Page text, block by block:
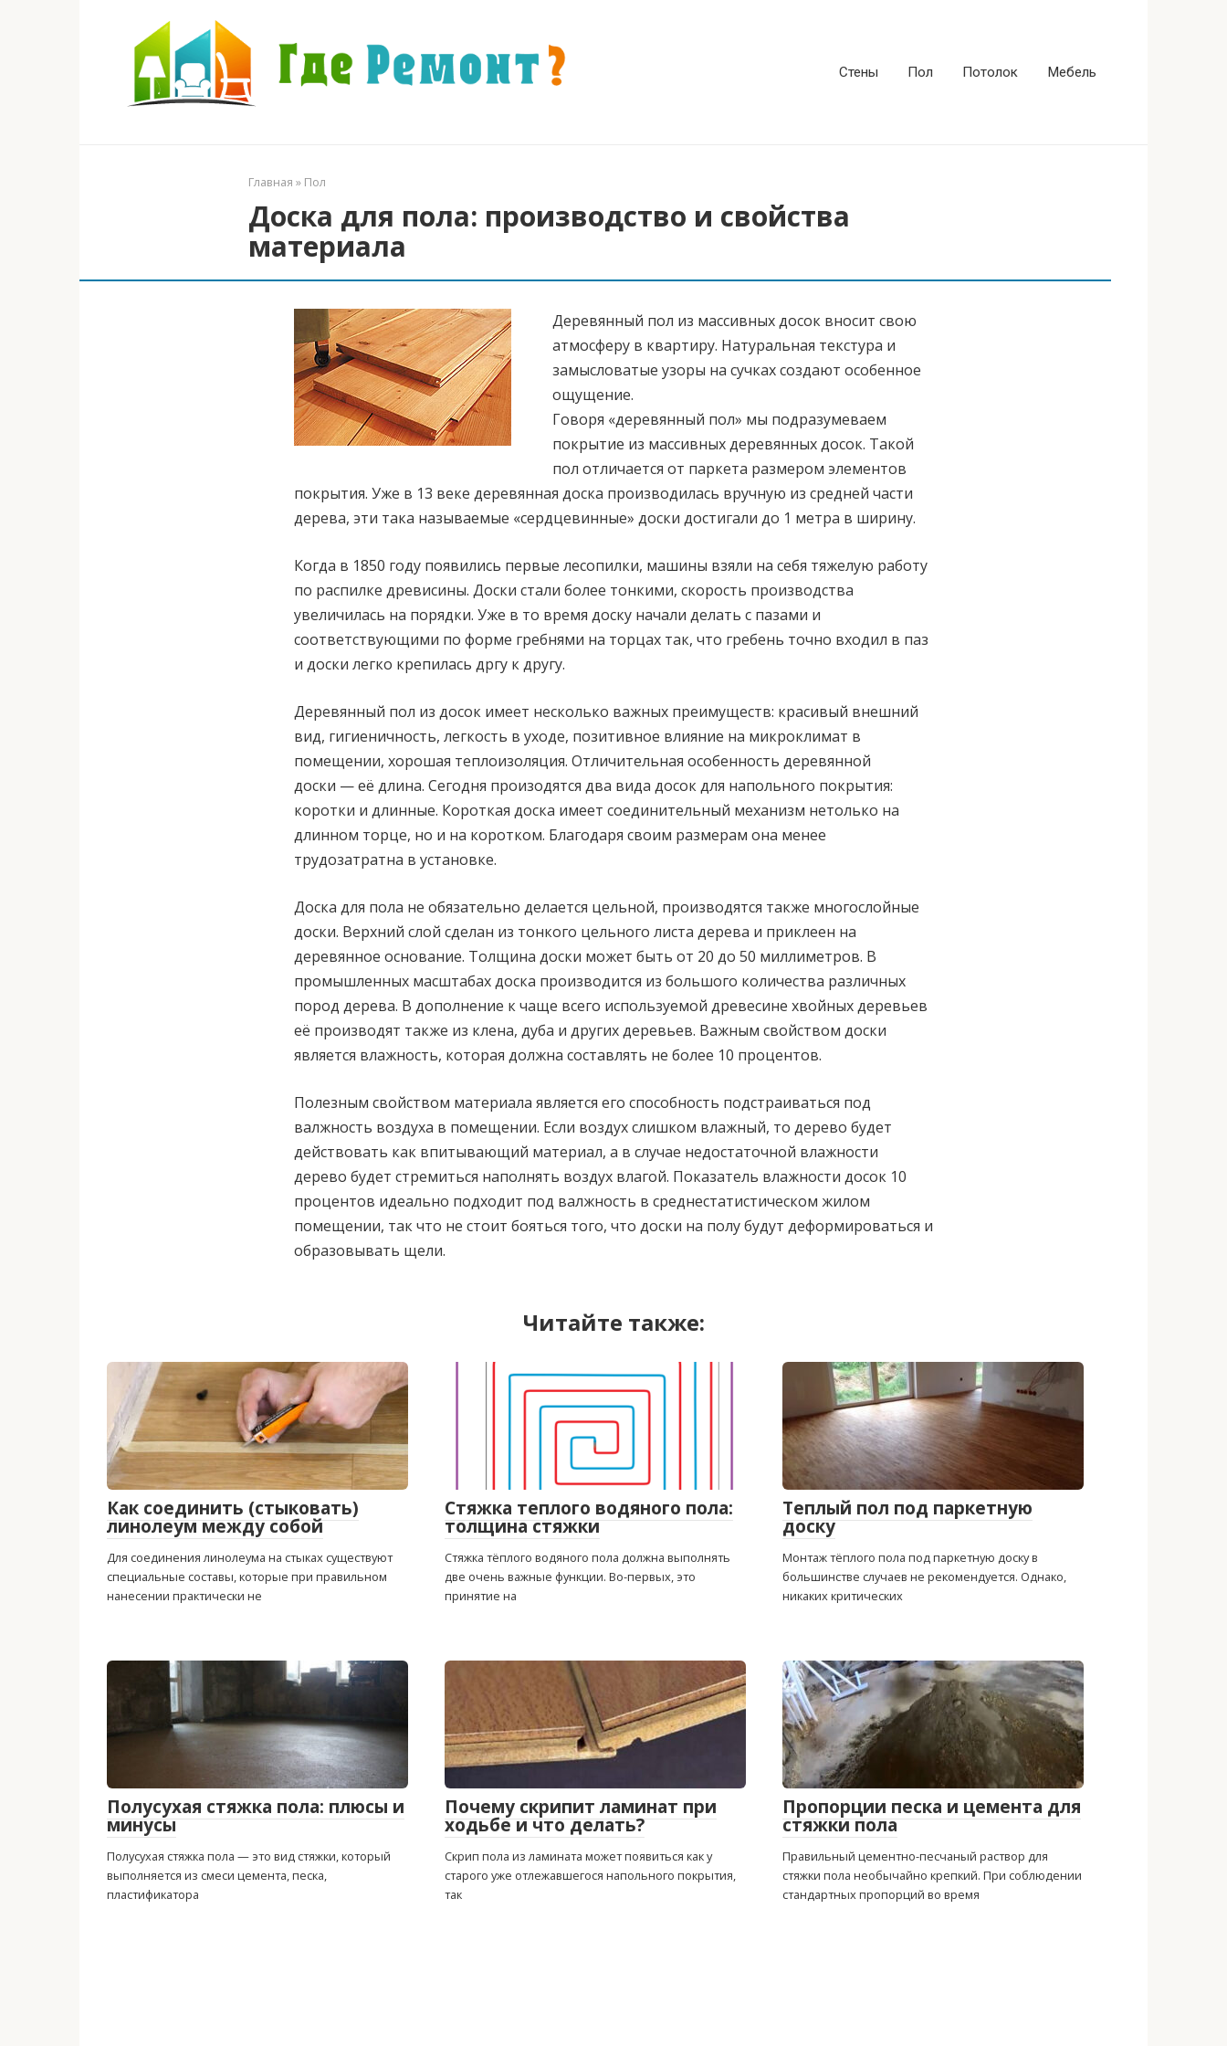
Стены Пол Потолок Мебель
Главная » Пол
Доска для пола: производство и свойства
материала
Деревянный пол из массивных досок вносит свою
атмосферу в квартиру. Натуральная текстура и
замысловатые узоры на сучках создают особенное
ощущение.
Говоря «деревянный пол» мы подразумеваем
покрытие из массивных деревянных досок. Такой
пол отличается от паркета размером элементов
покрытия. Уже в 13 веке деревянная доска производилась вручную из средней части
дерева, эти така называемые «сердцевинные» доски достигали до 1 метра в ширину.
Когда в 1850 году появились первые лесопилки, машины взяли на себя тяжелую работу
по распилке древисины. Доски стали более тонкими, скорость производства
увеличилась на порядки. Уже в то время доску начали делать с пазами и
соответствующими по форме гребнями на торцах так, что гребень точно входил в паз
и доски легко крепилась дргу к другу.
Деревянный пол из досок имеет несколько важных преимуществ: красивый внешний
вид, гигиеничность, легкость в уходе, позитивное влияние на микроклимат в
помещении, хорошая теплоизоляция. Отличительная особенность деревянной
доски — её длина. Сегодня произодятся два вида досок для напольного покрытия:
коротки и длинные. Короткая доска имеет соединительный механизм нетолько на
длинном торце, но и на коротком. Благодаря своим размерам она менее
трудозатратна в установке.
Доска для пола не обязательно делается цельной, производятся также многослойные
доски. Верхний слой сделан из тонкого цельного листа дерева и приклеен на
деревянное основание. Толщина доски может быть от 20 до 50 миллиметров. В
промышленных масштабах доска производится из большого количества различных
пород дерева. В дополнение к чаще всего используемой древесине хвойных деревьев
её производят также из клена, дуба и других деревьев. Важным свойством доски
является влажность, которая должна составлять не более 10 процентов.
Полезным свойством материала является его способность подстраиваться под
валжность воздуха в помещении. Если воздух слишком влажный, то дерево будет
действовать как впитывающий материал, а в случае недостаточной влажности
дерево будет стремиться наполнять воздух влагой. Показатель влажности досок 10
процентов идеально подходит под валжность в среднестатистическом жилом
помещении, так что не стоит бояться того, что доски на полу будут деформироваться и
образовывать щели.
Читайте также:
Как соединить (стыковать)
линолеум между собой
Для соединения линолеума на стыках существуют
специальные составы, которые при правильном
нанесении практически не
Стяжка теплого водяного пола:
толщина стяжки
Стяжка тёплого водяного пола должна выполнять
две очень важные функции. Во-первых, это
принятие на
Теплый пол под паркетную
доску
Монтаж тёплого пола под паркетную доску в
большинстве случаев не рекомендуется. Однако,
никаких критических
Полусухая стяжка пола: плюсы и
минусы
Полусухая стяжка пола — это вид стяжки, который
выполняется из смеси цемента, песка,
пластификатора
Почему скрипит ламинат при
ходьбе и что делать?
Скрип пола из ламината может появиться как у
старого уже отлежавшегося напольного покрытия,
так
Пропорции песка и цемента для
стяжки пола
Правильный цементно-песчаный раствор для
стяжки пола необычайно крепкий. При соблюдении
стандартных пропорций во время